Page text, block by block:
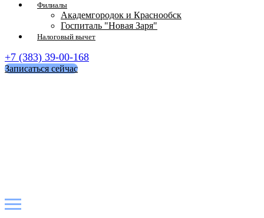
Филиалы
Академгородок и Краснообск
Госпиталь "Новая Заря"
Налоговый вычет
+7 (383) 39-00-168
Записаться сейчас